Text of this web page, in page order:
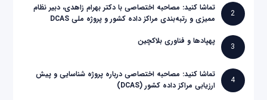
2
تماشا کنید: مصاحبه اختصاصی با دکتر بهرام زاهدی، دبیر نظام
ممیزی و رتبه‌بندی مراکز داده کشور و پروژه ملی DCAS
3
پهپادها و فناوری بلاکچین
4
تماشا کنید: مصاحبه اختصاصی درباره پروژه شناسایی و پیش
ارزیابی مراکز داده کشور (DCAS)